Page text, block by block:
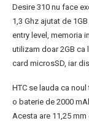
Desire 310 nu face
1,3 Ghz ajutat de
entry level, memoria
utilizam doar 2GB ca
card microsSD, iar
HTC se lauda ca
o baterie de 2000
Acesta are 11,25